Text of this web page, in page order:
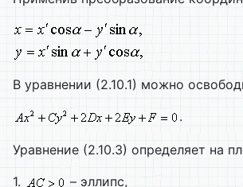
В уравнении (2.10.1) можно
.
Уравнение (2.10.3) определяет на
1.
– эллипс,